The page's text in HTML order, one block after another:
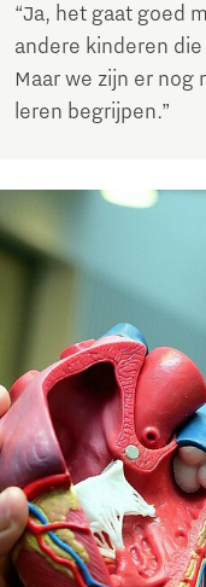
“Ja, het gaat goed
andere kinderen
Maar we zijn er
leren begrijpen.”